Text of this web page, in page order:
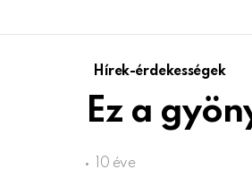
Hírek-érdekességek
Ez a
10 éve